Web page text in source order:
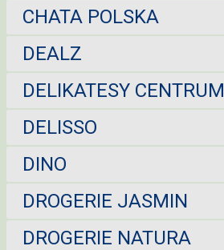
CHATA POLSKA
DEALZ
DELIKATESY CENTRUM
DELISSO
DINO
DROGERIE JASMIN
DROGERIE NATURA